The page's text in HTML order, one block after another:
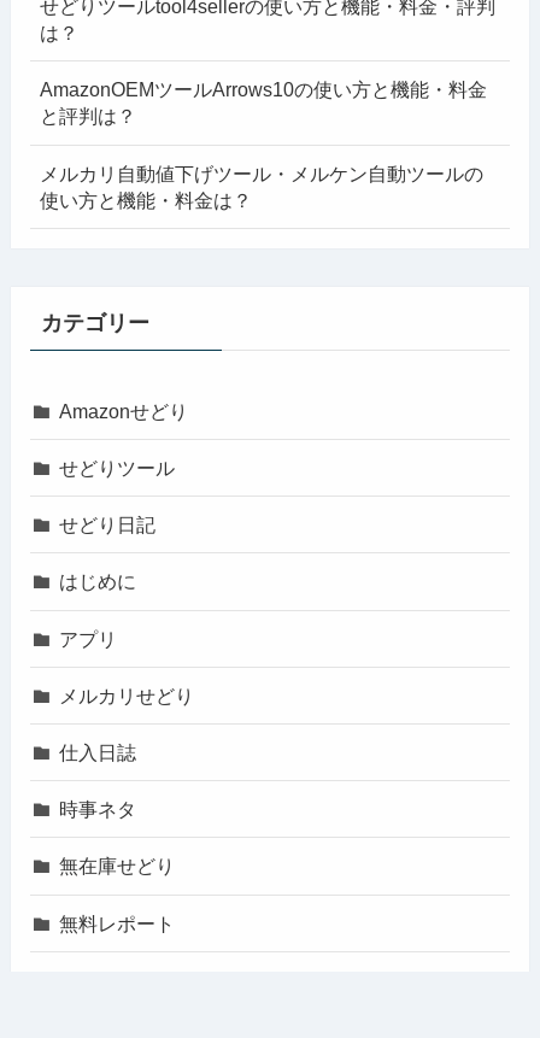
せどりツールtool4sellerの使い方と機能・料金・評判
は？
AmazonOEMツールArrows10の使い方と機能・料金
と評判は？
メルカリ自動値下げツール・メルケン自動ツールの
使い方と機能・料金は？
カテゴリー
Amazonせどり
せどりツール
せどり日記
はじめに
アプリ
メルカリせどり
仕入日誌
時事ネタ
無在庫せどり
無料レポート